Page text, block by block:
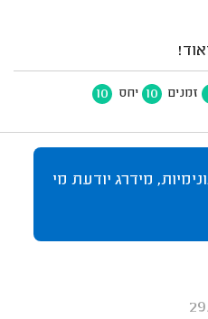
זמנים 10 יחס 10
מידרג יודעת מי